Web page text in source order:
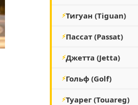
Тигуан (Tiguan)
Пассат (Passat)
Джетта (Jetta)
Гольф (Golf)
Туарег (Touareg)